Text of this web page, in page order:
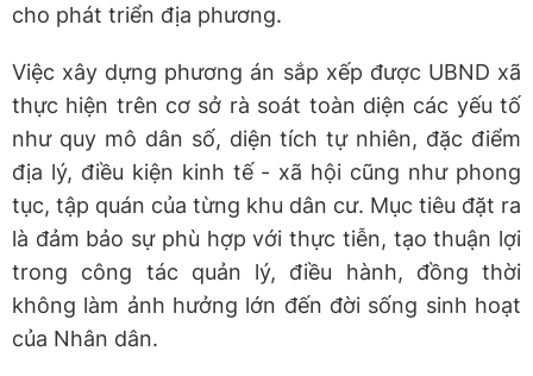
cho phát triển địa phương.
Việc xây dựng phương án sắp xếp được UBND xã
thực hiện trên cơ sở rà soát toàn diện các yếu tố
như quy mô dân số, diện tích tự nhiên, đặc điểm
địa lý, điều kiện kinh tế - xã hội cũng như phong
tục, tập quán của từng khu dân cư. Mục tiêu đặt ra
là đảm bảo sự phù hợp với thực tiễn, tạo thuận lợi
trong công tác quản lý, điều hành, đồng thời
không làm ảnh hưởng lớn đến đời sống sinh hoạt
của Nhân dân.